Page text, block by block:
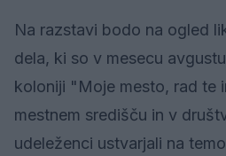
Na razstavi bodo na ogled
dela, ki so v mesecu
koloniji "Moje mesto, rad te
mestnem središču in v
udeleženci ustvarjali na